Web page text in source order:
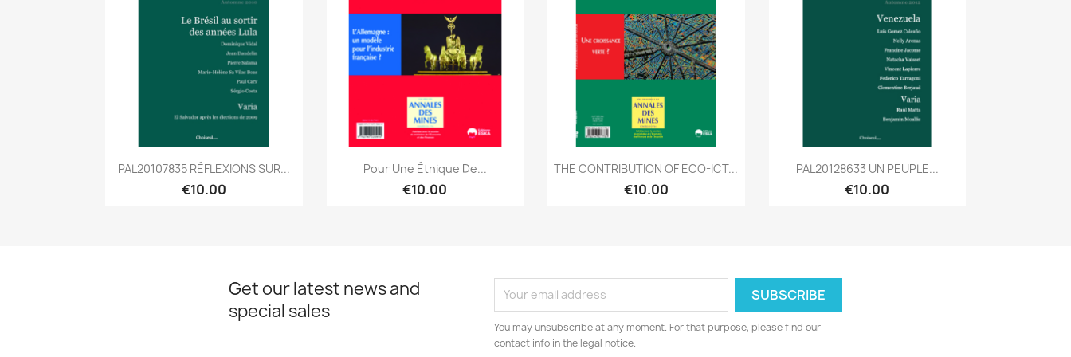
Quick view
PAL20107835 RÉFLEXIONS SUR...
€10.00
Quick view
Pour Une Éthique De...
€10.00
Quick view
THE CONTRIBUTION OF ECO-ICT...
€10.00
Quick view
PAL20128633 UN PEUPLE...
€10.00
Get our latest news and
special sales
You may unsubscribe at any moment. For that purpose, please find our
contact info in the legal notice.